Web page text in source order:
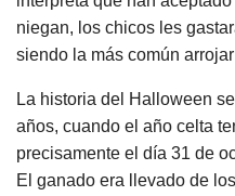
niegan, los chicos les
siendo la más común
La historia del Halloween
años, cuando el año celta
precisamente el día 31 de
El ganado era llevado de